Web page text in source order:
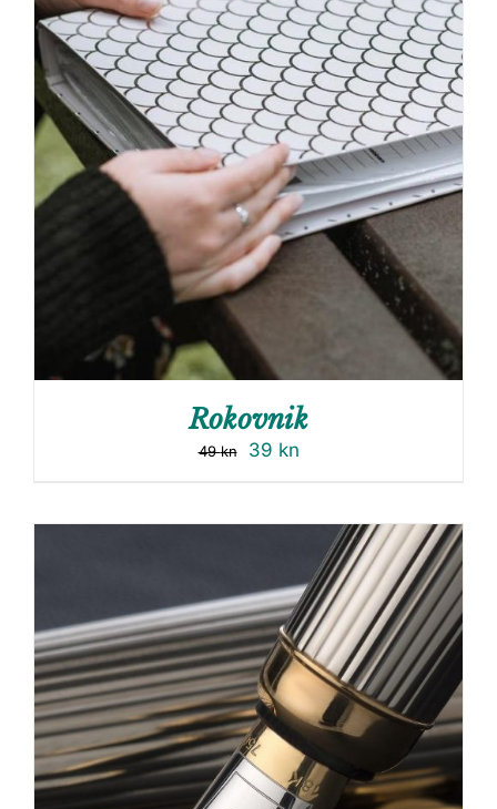
Rokovnik
49kn 39 kn